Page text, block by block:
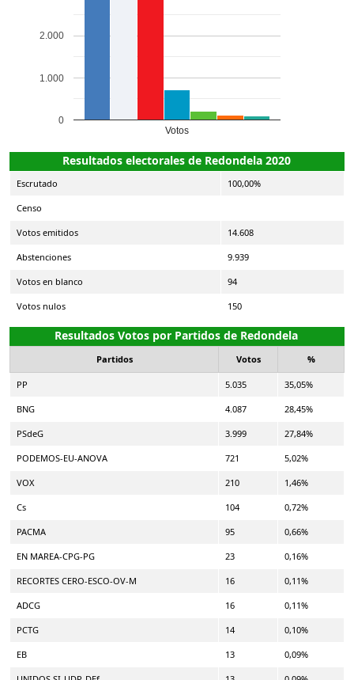
Votos
0
1.000
2.000
Resultados electorales de Redondela 2020
Escrutado 100,00%
Censo
Votos emitidos 14.608
Abstenciones 9.939
Votos en blanco 94
Votos nulos 150
Resultados Votos por Partidos de Redondela
Partidos Votos %
PP 5.035 35,05%
BNG 4.087 28,45%
PSdeG 3.999 27,84%
PODEMOS-EU-ANOVA 721 5,02%
VOX 210 1,46%
Cs 104 0,72%
PACMA 95 0,66%
EN MAREA-CPG-PG 23 0,16%
RECORTES CERO-ESCO-OV-M 16 0,11%
ADCG 16 0,11%
PCTG 14 0,10%
EB 13 0,09%